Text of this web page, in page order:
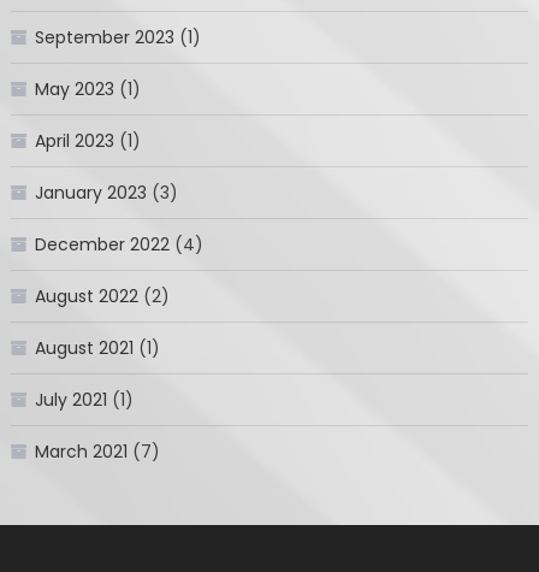
September 2023 (1)
May 2023 (1)
April 2023 (1)
January 2023 (3)
December 2022(4)
August 2022(2)
August 2021 (1)
July 2021 (1)
March 2021 (7)